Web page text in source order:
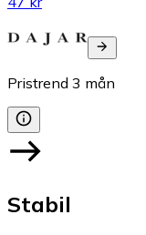
Pristrend 3 mån
Stabil